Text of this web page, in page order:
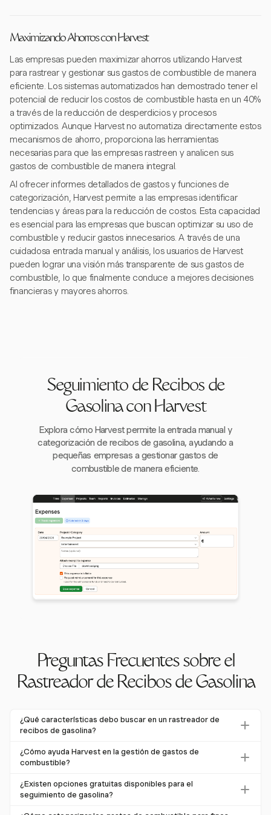
Maximizando Ahorros con Harvest
Las empresas pueden maximizar ahorros utilizando Harvest
para rastrear y gestionar sus gastos de combustible de manera
eficiente. Los sistemas automatizados han demostrado tener el
potencial de reducir los costos de combustible hasta en un 40%
a través de la reducción de desperdicios y procesos
optimizados. Aunque Harvest no automatiza directamente estos
mecanismos de ahorro, proporciona las herramientas
necesarias para que las empresas rastreen y analicen sus
gastos de combustible de manera integral.
Al ofrecer informes detallados de gastos y funciones de
categorización, Harvest permite a las empresas identificar
tendencias y áreas para la reducción de costos. Esta capacidad
es esencial para las empresas que buscan optimizar su uso de
combustible y reducir gastos innecesarios. A través de una
cuidadosa entrada manual y análisis, los usuarios de Harvest
pueden lograr una visión más transparente de sus gastos de
combustible, lo que finalmente conduce a mejores decisiones
financieras y mayores ahorros.
Seguimiento de Recibos de
Gasolina con Harvest
Explora cómo Harvest permite la entrada manual y
categorización de recibos de gasolina, ayudando a
pequeñas empresas a gestionar gastos de
combustible de manera eficiente.
Preguntas Frecuentes sobre el
Rastreador de Recibos de Gasolina
¿Qué características debo buscar en un rastreador de
recibos de gasolina?
Al elegir un rastreador de recibos de gasolina, busca
características como entrada de recibos, categorización
ayudan a asegurar un seguimiento preciso y cumplimiento
con las regulaciones fiscales.
¿Cómo ayuda Harvest en la gestión de gastos de
combustible?
Harvest ayuda a gestionar gastos de combustible
proporcionando herramientas para la entrada manual y
¿Existen opciones gratuitas disponibles para el
seguimiento de gasolina?
Si bien algunas aplicaciones ofrecen versiones gratuitas,